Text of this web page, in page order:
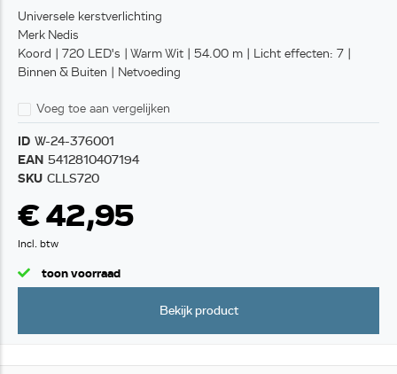
Universele kerstverlichting
Merk Nedis
Koord | 720 LED's | Warm Wit | 54.00 m | Licht effecten: 7 |
Binnen & Buiten | Netvoeding
Voeg toe aan vergelijken
ID W-24-376001
EAN 5412810407194
SKU CLLS720
€ 42,95
Incl. btw
toon voorraad
Bekijk product